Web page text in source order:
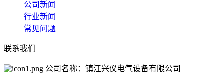
公司新闻
行业新闻
常见问题
联系我们
公司名称：镇江兴仪电气设备有限公司